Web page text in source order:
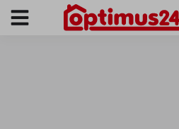
Menu